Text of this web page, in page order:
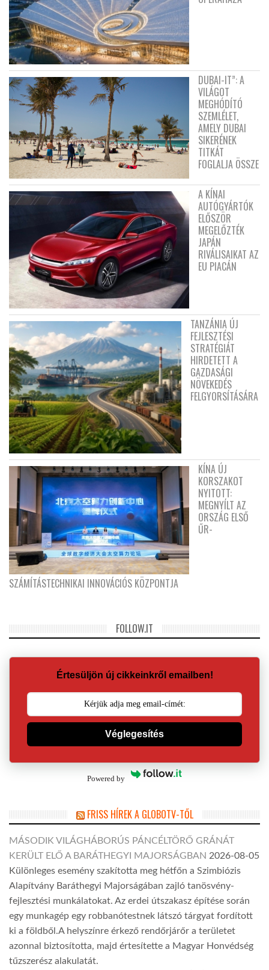
DUBAI-IT”: A
VILÁGOT
MEGHÓDÍTÓ
SZEMLÉLET,
AMELY DUBAI
SIKERÉNEK
TITKÁT
FOGLALJA ÖSSZE
A KÍNAI
AUTÓGYÁRTÓK
ELŐSZÖR
MEGELŐZTÉK
JAPÁN
RIVÁLISAIKAT AZ
EU PIACÁN
TANZÁNIA ÚJ
FEJLESZTÉSI
STRATÉGIÁT
HIRDETETT A
GAZDASÁGI
NÖVEKEDÉS
FELGYORSÍTÁSÁRA
KÍNA ÚJ
KORSZAKOT
NYITOTT:
MEGNYÍLT AZ
ORSZÁG ELSŐ
ŰR-
SZÁMÍTÁSTECHNIKAI INNOVÁCIÓS KÖZPONTJA
FOLLOW.IT
Értesüljön új cikkeinkről emailben!
Véglegesítés
Powered by
FRISS HÍREK A GLOBOTV-TŐL
MÁSODIK VILÁGHÁBORÚS PÁNCÉLTÖRŐ GRÁNÁT
KERÜLT ELŐ A BARÁTHEGYI MAJORSÁGBAN 2026-08-05
Különleges esemény szakította meg hétfőn a Szimbiózis
Alapítvány Baráthegyi Majorságában zajló tanösvény-
fejlesztési munkálatokat. Az erdei útszakasz építése során
egy munkagép egy robbanótestnek látszó tárgyat fordított
ki a földből.A helyszínre érkező rendőrjárőr a területet
azonnal biztosította, majd értesítette a Magyar Honvédség
tűzszerész alakulatát.